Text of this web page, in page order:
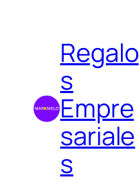
contenidoRegalo
s
Empre
sariale
s